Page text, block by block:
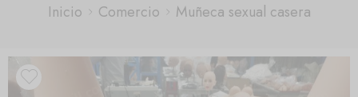
Inicio Comercio Muñeca sexual casera